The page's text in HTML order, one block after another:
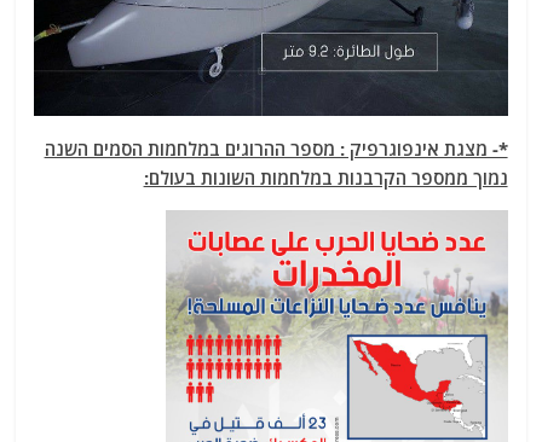
*- מצגת אינפוגרפיק : מספר ההרוגים במלחמות הסמים השנה
נמוך ממספר הקרבנות במלחמות השונות בעולם: